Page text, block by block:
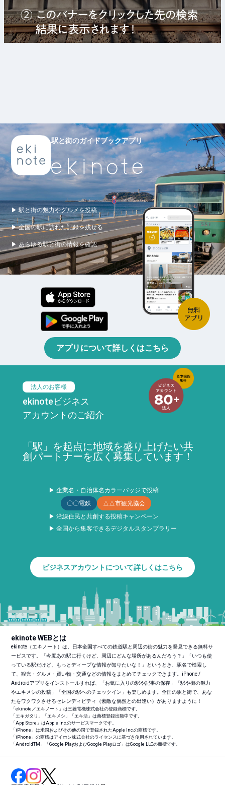
駅と街のガイドブックアプリ
▶ 駅と街の魅力やグルメを投稿
▶ 全国の駅に訪れた記録を残せる
▶ あらゆる駅と街の情報を確認
アプリについて詳しくはこちら
法人のお客様
ekinoteビジネス
アカウントのご紹介
「駅」を起点に地域を盛り上げたい共
創パートナーを広く募集しています！
▶ 企業名・自治体名カラーバッジで投稿
〇〇電鉄
△△市観光協会
▶ 沿線住民と共創する投稿キャンペーン
▶ 全国から集客できるデジタルスタンプラリー
ビジネスアカウントについて詳しくはこちら
ekinote WEBとは
ekinote（エキノート）は、日本全国すべての鉄道駅と周辺の街の魅力を発見できる無料サ
ービスです。「今度あの駅に行くけど、周辺にどんな場所があるんだろう？」「いつも使
っている駅だけど、もっとディープな情報が知りたいな！」というとき、駅名で検索し
て、観光・グルメ・買い物・交通などの情報をまとめてチェックできます。iPhone /
Androidアプリをインストールすれば、「お気に入りの駅や記事の保存」「駅や街の魅力
やエキメシの投稿」「全国の駅へのチェックイン」も楽しめます。全国の駅と街で、あな
たをワクワクさせるセレンディピティ（素敵な偶然との出逢い）がありますように！
「ekinote／エキノート」は三菱電機株式会社の登録商標です。
「エキガタリ」「エキメシ」「エキ活」は商標登録出願中です。
「App Store」はApple Inc.のサービスマークです。
「iPhone」は米国およびその他の国で登録されたApple Inc.の商標です。
「iPhone」の商標はアイホン株式会社のライセンスに基づき使用されています。
「AndroidTM 」「Google PlayおよびGoogle Playロゴ」はGoogle LLCの商標です。